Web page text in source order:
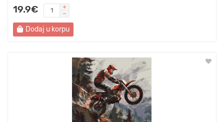
19.9€
Dodaj u korpu